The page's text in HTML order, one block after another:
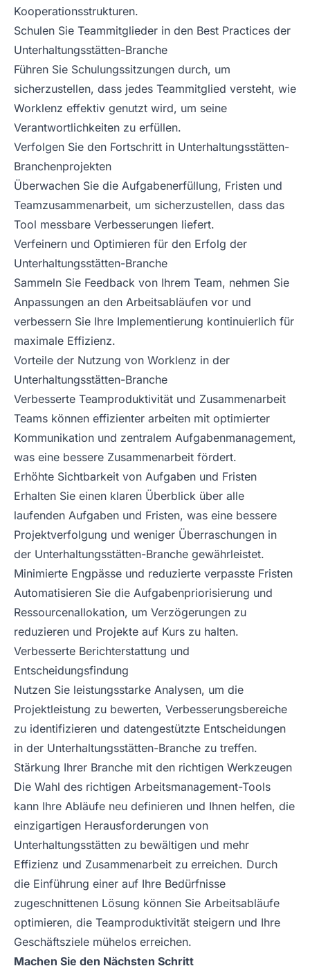
Kooperationsstrukturen.
Schulen Sie Teammitglieder in den Best Practices der
Unterhaltungsstätten-Branche
Führen Sie Schulungssitzungen durch, um
sicherzustellen, dass jedes Teammitglied versteht, wie
Worklenz effektiv genutzt wird, um seine
Verantwortlichkeiten zu erfüllen.
Verfolgen Sie den Fortschritt in Unterhaltungsstätten-
Branchenprojekten
Überwachen Sie die Aufgabenerfüllung, Fristen und
Teamzusammenarbeit, um sicherzustellen, dass das
Tool messbare Verbesserungen liefert.
Verfeinern und Optimieren für den Erfolg der
Unterhaltungsstätten-Branche
Sammeln Sie Feedback von Ihrem Team, nehmen Sie
Anpassungen an den Arbeitsabläufen vor und
verbessern Sie Ihre Implementierung kontinuierlich für
maximale Effizienz.
Vorteile der Nutzung von Worklenz in der
Unterhaltungsstätten-Branche
Verbesserte Teamproduktivität und Zusammenarbeit
Teams können effizienter arbeiten mit optimierter
Kommunikation und zentralem Aufgabenmanagement,
was eine bessere Zusammenarbeit fördert.
Erhöhte Sichtbarkeit von Aufgaben und Fristen
Erhalten Sie einen klaren Überblick über alle
laufenden Aufgaben und Fristen, was eine bessere
Projektverfolgung und weniger Überraschungen in
der Unterhaltungsstätten-Branche gewährleistet.
Minimierte Engpässe und reduzierte verpasste Fristen
Automatisieren Sie die Aufgabenpriorisierung und
Ressourcenallokation, um Verzögerungen zu
reduzieren und Projekte auf Kurs zu halten.
Verbesserte Berichterstattung und
Entscheidungsfindung
Nutzen Sie leistungsstarke Analysen, um die
Projektleistung zu bewerten, Verbesserungsbereiche
zu identifizieren und datengestützte Entscheidungen
in der Unterhaltungsstätten-Branche zu treffen.
Stärkung Ihrer Branche mit den richtigen Werkzeugen
Die Wahl des richtigen Arbeitsmanagement-Tools
kann Ihre Abläufe neu definieren und Ihnen helfen, die
einzigartigen Herausforderungen von
Unterhaltungsstätten zu bewältigen und mehr
Effizienz und Zusammenarbeit zu erreichen. Durch
die Einführung einer auf Ihre Bedürfnisse
zugeschnittenen Lösung können Sie Arbeitsabläufe
optimieren, die Teamproduktivität steigern und Ihre
Geschäftsziele mühelos erreichen.
Machen Sie den Nächsten Schritt